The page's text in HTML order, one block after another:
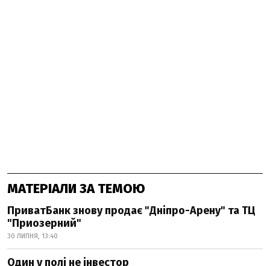
МАТЕРІАЛИ ЗА ТЕМОЮ
ПриватБанк знову продає "Дніпро-Арену" та ТЦ
"Приозерний"
30 ЛИПНЯ, 13:40
Один у полі не інвестор